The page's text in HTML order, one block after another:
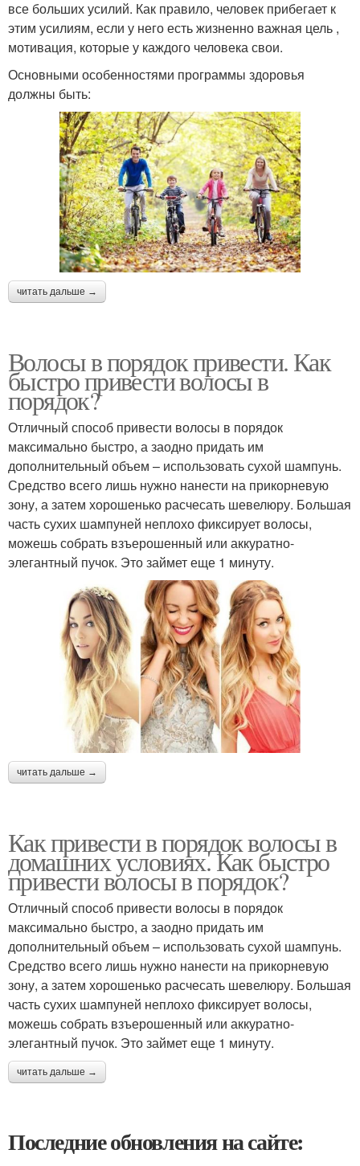
все больших усилий. Как правило, человек прибегает к
этим усилиям, если у него есть жизненно важная цель ,
мотивация, которые у каждого человека свои.
Основными особенностями программы здоровья
должны быть:
читать дальше →
Волосы в порядок привести. Как
быстро привести волосы в
порядок?
Отличный способ привести волосы в порядок
максимально быстро, а заодно придать им
дополнительный объем – использовать сухой шампунь.
Средство всего лишь нужно нанести на прикорневую
зону, а затем хорошенько расчесать шевелюру. Большая
часть сухих шампуней неплохо фиксирует волосы,
можешь собрать взъерошенный или аккуратно-
элегантный пучок. Это займет еще 1 минуту.
читать дальше →
Как привести в порядок волосы в
домашних условиях. Как быстро
привести волосы в порядок?
Отличный способ привести волосы в порядок
максимально быстро, а заодно придать им
дополнительный объем – использовать сухой шампунь.
Средство всего лишь нужно нанести на прикорневую
зону, а затем хорошенько расчесать шевелюру. Большая
часть сухих шампуней неплохо фиксирует волосы,
можешь собрать взъерошенный или аккуратно-
элегантный пучок. Это займет еще 1 минуту.
читать дальше →
Последние обновления на сайте: